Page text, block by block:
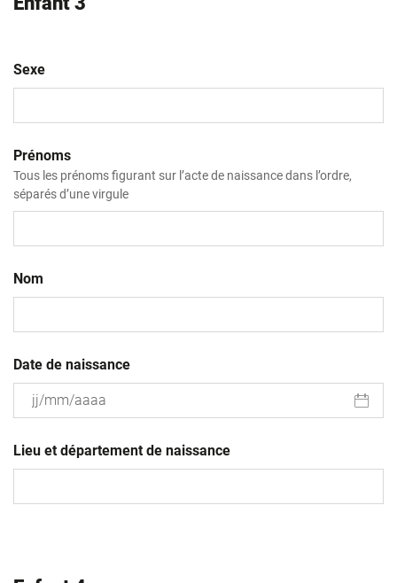
Sexe
Prénoms
Tous les prénoms figurant sur l’acte de naissance dans l’ordre,
séparés d’une virgule
Nom
Date de naissance
slash
MM
Lieu et département de naissance